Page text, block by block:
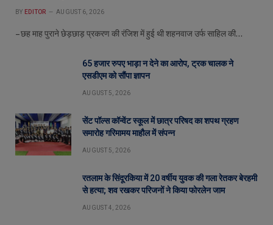
BY EDITOR AUGUST 6, 2026
– छह माह पुराने छेड़छाड़ प्रकरण की रंजिश में हुई थी शहनवाज उर्फ साहिल की…
65 हजार रुपए भाड़ा न देने का आरोप, ट्रक चालक ने
एसडीएम को सौंपा ज्ञापन
AUGUST 5, 2026
सेंट पॉल्स कॉन्वेंट स्कूल में छात्र परिषद का शपथ ग्रहण
समारोह गरिमामय माहौल में संपन्न
AUGUST 5, 2026
रतलाम के सिंदूरकिया में 20 वर्षीय युवक की गला रेतकर बेरहमी
से हत्या; शव रखकर परिजनों ने किया फोरलेन जाम
AUGUST 4, 2026